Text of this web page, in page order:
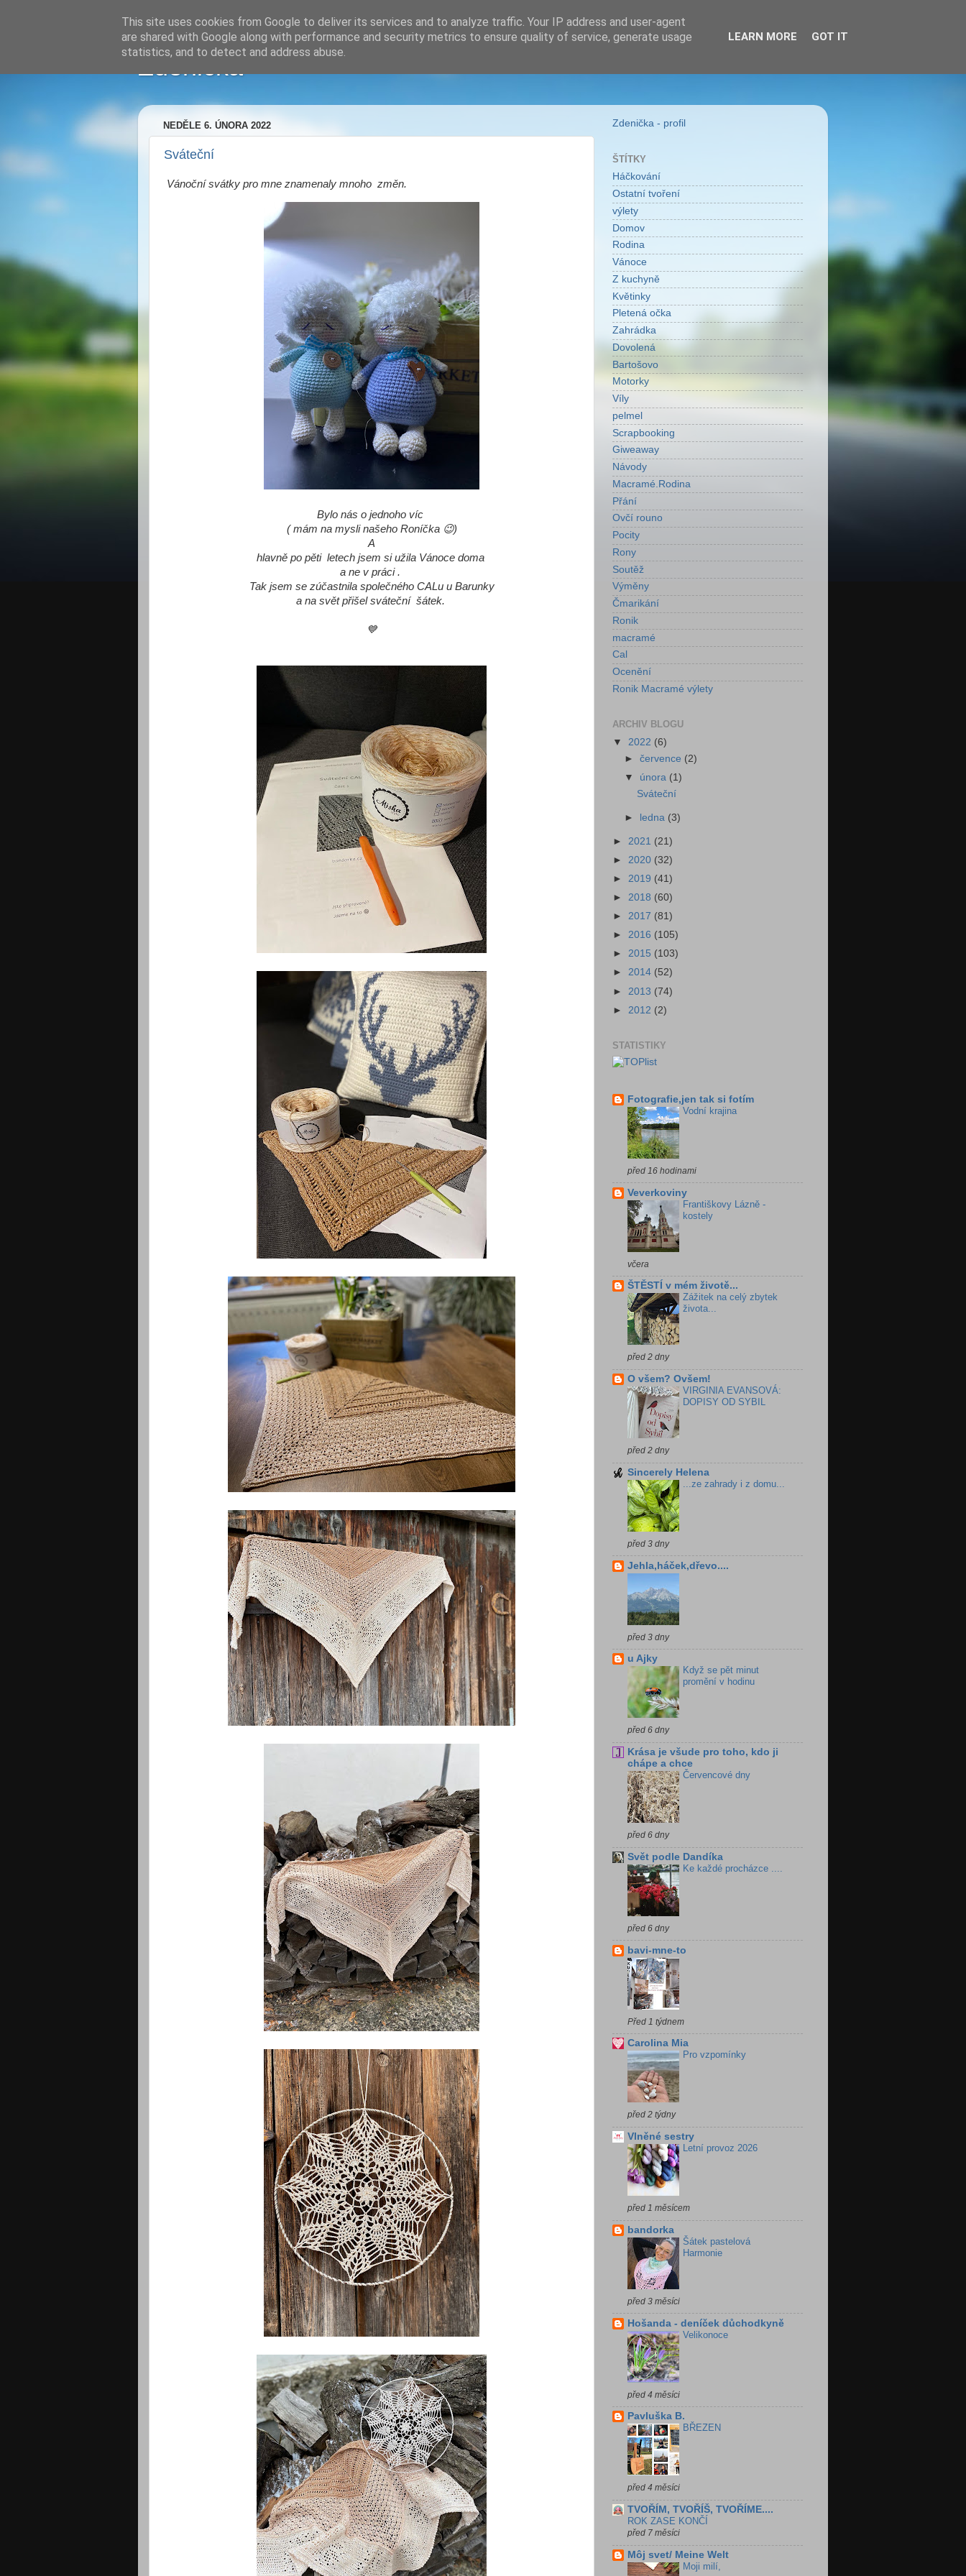
Zdenička
NEDĚLE 6. ÚNORA 2022
Sváteční
Vánoční svátky pro mne znamenaly mnoho změn.
Bylo nás o jednoho víc
( mám na mysli našeho Roníčka 😉)
A
hlavně po pěti letech jsem si užila Vánoce doma
a ne v práci .
Tak jsem se zúčastnila společného CALu u Barunky
a na svět přišel sváteční šátek.
💙
Zdenička - profil
ŠTÍTKY
Háčkování
Ostatní tvoření
výlety
Domov
Rodina
Vánoce
Z kuchyně
Květinky
Pletená očka
Zahrádka
Dovolená
Bartošovo
Motorky
Víly
pelmel
Scrapbooking
Giweaway
Návody
Macramé.Rodina
Přání
Ovčí rouno
Pocity
Rony
Soutěž
Výměny
Čmarikání
Ronik
macramé
Cal
Ocenění
Ronik Macramé výlety
ARCHIV BLOGU
▼ 2022 (6)
►července (2)
▼ února (1)
Sváteční
► ledna (3)
► 2021 (21)
► 2020 (32)
► 2019 (41)
► 2018 (60)
► 2017 (81)
► 2016 (105)
► 2015 (103)
► 2014 (52)
► 2013 (74)
► 2012 (2)
STATISTIKY
Fotografie,jen tak si fotím
Vodní krajina
před 16 hodinami
Veverkoviny
Františkovy Lázně -
kostely
včera
ŠTĚSTÍ v mém životě...
Zážitek na celý zbytek
života...
před 2 dny
O všem? Ovšem!
VIRGINIA EVANSOVÁ:
DOPISY OD SYBIL
před 2 dny
Sincerely Helena
...ze zahrady i z domu...
před 3 dny
Jehla,háček,dřevo....
před 3 dny
u Ajky
Když se pět minut
promění v hodinu
před 6 dny
Krása je všude pro toho, kdo ji
chápe a chce
Červencové dny
před 6 dny
Svět podle Dandíka
Ke každé procházce ....
před 6 dny
bavi-mne-to
Před 1 týdnem
Carolina Mia
Pro vzpomínky
před 2 týdny
Vlněné sestry
Letní provoz 2026
před 1 měsícem
bandorka
Šátek pastelová
Harmonie
před 3 měsíci
Hošanda - deníček důchodkyně
Velikonoce
před 4 měsíci
Pavluška B.
BŘEZEN
před 4 měsíci
TVOŘÍM, TVOŘÍŠ, TVOŘÍME....
ROK ZASE KONČÍ
před 7 měsíci
Môj svet/ Meine Welt
Moji milí,
This site uses cookies from Google to deliver its services and to analyze traffic. Your IP address and user-agent
are shared with Google along with performance and security metrics to ensure quality of service, generate usage
statistics, and to detect and address abuse.
LEARN MORE GOT IT